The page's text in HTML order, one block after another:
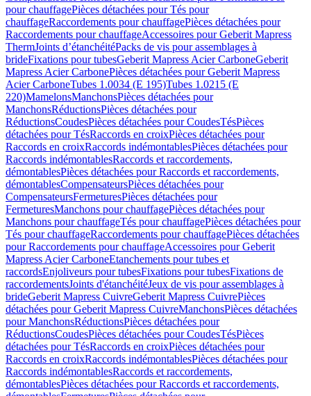
pour chauffagePièces détachées pour Tés pour
chauffageRaccordements pour chauffagePièces détachées pour
Raccordements pour chauffageAccessoires pour Geberit Mapress
ThermJoints d’étanchéitéPacks de vis pour assemblages à
brideFixations pour tubesGeberit Mapress Acier CarboneGeberit
Mapress Acier CarbonePièces détachées pour Geberit Mapress
Acier CarboneTubes 1.0034 (E 195)Tubes 1.0215 (E
220)MamelonsManchonsPièces détachées pour
ManchonsRéductionsPièces détachées pour
RéductionsCoudesPièces détachées pour CoudesTésPièces
détachées pour TésRaccords en croixPièces détachées pour
Raccords en croixRaccords indémontablesPièces détachées pour
Raccords indémontablesRaccords et raccordements,
démontablesPièces détachées pour Raccords et raccordements,
démontablesCompensateursPièces détachées pour
CompensateursFermeturesPièces détachées pour
FermeturesManchons pour chauffagePièces détachées pour
Manchons pour chauffageTés pour chauffagePièces détachées pour
Tés pour chauffageRaccordements pour chauffagePièces détachées
pour Raccordements pour chauffageAccessoires pour Geberit
Mapress Acier CarboneEtanchements pour tubes et
raccordsEnjoliveurs pour tubesFixations pour tubesFixations de
raccordementsJoints d'étanchéitéJeux de vis pour assemblages à
brideGeberit Mapress CuivreGeberit Mapress CuivrePièces
détachées pour Geberit Mapress CuivreManchonsPièces détachées
pour ManchonsRéductionsPièces détachées pour
RéductionsCoudesPièces détachées pour CoudesTésPièces
détachées pour TésRaccords en croixPièces détachées pour
Raccords en croixRaccords indémontablesPièces détachées pour
Raccords indémontablesRaccords et raccordements,
démontablesPièces détachées pour Raccords et raccordements,